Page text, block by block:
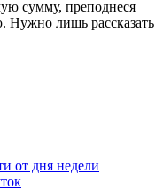
сумму, преподнеся
Нужно лишь рассказать
от дня недели